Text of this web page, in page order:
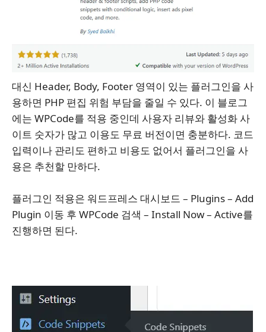
대신 Header, Body, Footer 영역이 있는 플러그인을 사
용하면 PHP 편집 위험 부담을 줄일 수 있다. 이 블로그
에는 WPCode를 적용 중인데 사용자 리뷰와 활성화 사
이트 숫자가 많고 이용도 무료 버전이면 충분하다. 코드
입력이나 관리도 편하고 비용도 없어서 플러그인을 사
용은 추천할 만하다.
플러그인 적용은 워드프레스 대시보드 – Plugins – Add
Plugin 이동 후 WPCode 검색 – Install Now – Active를
진행하면 된다.